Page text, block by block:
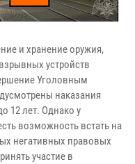
и хранение оружия,
устройств
Уголовным
наказания
12 лет. Однако у
возможность встать на
негативных правовых
участие в